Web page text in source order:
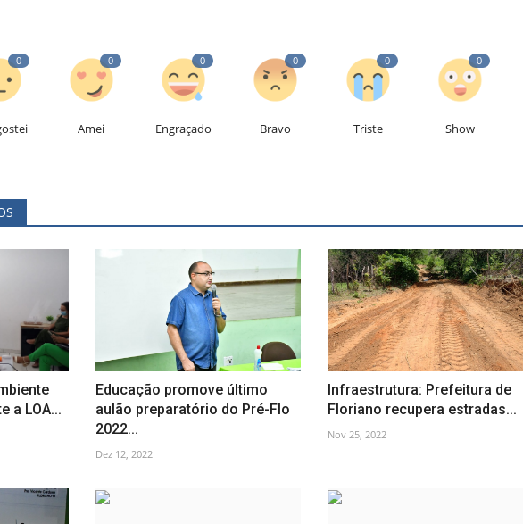
0 0
Amei
0
Engraçado
0
Bravo
0
Triste
0
Show
a LOA...
Educação promove último
aulão preparatório do Pré-Flo
2022...
Dez 12, 2022
Infraestrutura: Prefeitura de
Floriano recupera estradas...
Nov 25, 2022